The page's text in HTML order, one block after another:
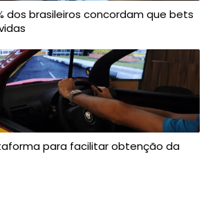
dos brasileiros concordam que bets
para facilitar obtenção da